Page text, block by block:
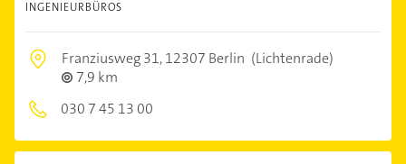
INGENIEURBÜROS
Franziusweg 31,12307 Berlin (Lichtenrade)
7,9 km
030 7 45 13 00